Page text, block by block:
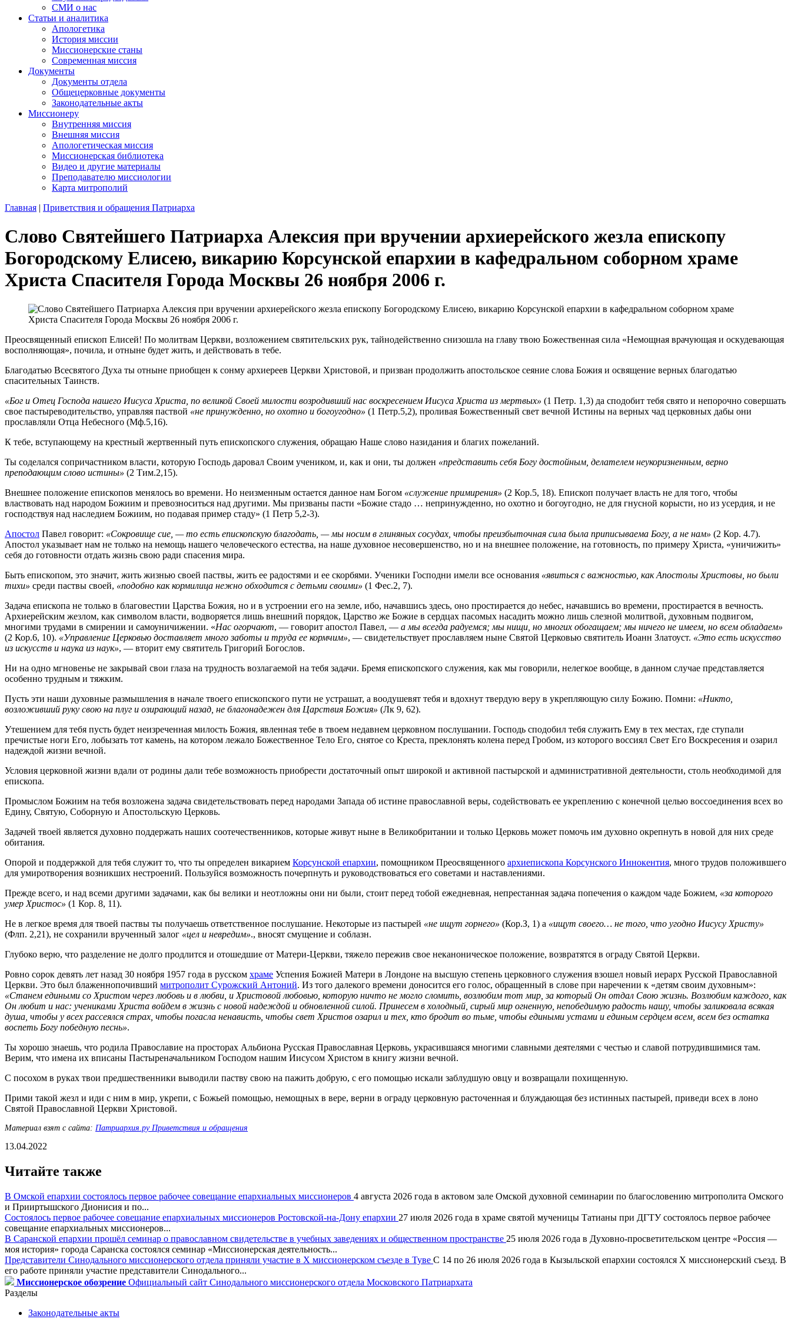
СМИ о нас
Статьи и аналитика
Апологетика
История миссии
Миссионерские станы
Современная миссия
Документы
Документы отдела
Общецерковные документы
Законодательные акты
Миссионеру
Внутренняя миссия
Внешняя миссия
Апологетическая миссия
Миссионерская библиотека
Видео и другие материалы
Преподавателю миссиологии
Карта митрополий
Главная | Приветствия и обращения Патриарха
Слово Святейшего Патриарха Алексия при вручении архиерейского жезла епископу
Богородскому Елисею, викарию Корсунской епархии в кафедральном соборном храме
Христа Спасителя Города Москвы 26 ноября 2006 г.
Преосвященный епископ Елисей! По молитвам Церкви, возложением святительских рук, тайнодейственно снизошла на главу твою Божественная сила «Немощная врачующая и оскудевающая
восполняющая», почила, и отныне будет жить, и действовать в тебе.
Благодатью Всесвятого Духа ты отныне приобщен к сонму архиереев Церкви Христовой, и призван продолжить апостольское сеяние слова Божия и освящение верных благодатью
спасительных Таинств.
«Бог и Отец Господа нашего Иисуса Христа, по великой Своей милости возродивший нас воскресением Иисуса Христа из мертвых» (1 Петр. 1,3) да сподобит тебя свято и непорочно совершать
свое пастыреводительство, управляя паствой «не принужденно, но охотно и богоугодно» (1 Петр.5,2), проливая Божественный свет вечной Истины на верных чад церковных дабы они
прославляли Отца Небесного (Мф.5,16).
К тебе, вступающему на крестный жертвенный путь епископского служения, обращаю Наше слово назидания и благих пожеланий.
Ты соделался сопричастником власти, которую Господь даровал Своим учеником, и, как и они, ты должен «представить себя Богу достойным, делателем неукоризненным, верно
преподающим слово истины» (2 Тим.2,15).
Внешнее положение епископов менялось во времени. Но неизменным остается данное нам Богом «служение примирения» (2 Кор.5, 18). Епископ получает власть не для того, чтобы
властвовать над народом Божиим и превозноситься над другими. Мы призваны пасти «Божие стадо … непринужденно, но охотно и богоугодно, не для гнусной корысти, но из усердия, и не
господствуя над наследием Божиим, но подавая пример стаду» (1 Петр 5,2-3).
Апостол Павел говорит: «Сокровище сие, — то есть епископскую благодать, — мы носим в глиняных сосудах, чтобы преизбыточная сила была приписываема Богу, а не нам» (2 Кор. 4.7).
Апостол указывает нам не только на немощь нашего человеческого естества, на наше духовное несовершенство, но и на внешнее положение, на готовность, по примеру Христа, «уничижить»
себя до готовности отдать жизнь свою ради спасения мира.
Быть епископом, это значит, жить жизнью своей паствы, жить ее радостями и ее скорбями. Ученики Господни имели все основания «явиться с важностью, как Апостолы Христовы, но были
тихи» среди паствы своей, «подобно как кормилица нежно обходится с детьми своими» (1 Фес.2, 7).
Задача епископа не только в благовестии Царства Божия, но и в устроении его на земле, ибо, начавшись здесь, оно простирается до небес, начавшись во времени, простирается в вечность.
Архиерейским жезлом, как символом власти, водворяется лишь внешний порядок, Царство же Божие в сердцах пасомых насадить можно лишь слезной молитвой, духовным подвигом,
многими трудами в смирении и самоуничижении. «Нас огорчают, — говорит апостол Павел, — а мы всегда радуемся; мы нищи, но многих обогащаем; мы ничего не имеем, но всем обладаем»
(2 Кор.6, 10). «Управление Церковью доставляет много заботы и труда ее кормчим», — свидетельствует прославляем ныне Святой Церковью святитель Иоанн Златоуст. «Это есть искусство
из искусств и наука из наук», — вторит ему святитель Григорий Богослов.
Ни на одно мгновенье не закрывай свои глаза на трудность возлагаемой на тебя задачи. Бремя епископского служения, как мы говорили, нелегкое вообще, в данном случае представляется
особенно трудным и тяжким.
Пусть эти наши духовные размышления в начале твоего епископского пути не устрашат, а воодушевят тебя и вдохнут твердую веру в укрепляющую силу Божию. Помни: «Никто,
возложивший руку свою на плуг и озирающий назад, не благонадежен для Царствия Божия» (Лк 9, 62).
Утешением для тебя пусть будет неизреченная милость Божия, явленная тебе в твоем недавнем церковном послушании. Господь сподобил тебя служить Ему в тех местах, где ступали
пречистые ноги Его, лобызать тот камень, на котором лежало Божественное Тело Его, снятое со Креста, преклонять колена перед Гробом, из которого воссиял Свет Его Воскресения и озарил
надеждой жизни вечной.
Условия церковной жизни вдали от родины дали тебе возможность приобрести достаточный опыт широкой и активной пастырской и административной деятельности, столь необходимой для
епископа.
Промыслом Божиим на тебя возложена задача свидетельствовать перед народами Запада об истине православной веры, содействовать ее укреплению с конечной целью воссоединения всех во
Едину, Святую, Соборную и Апостольскую Церковь.
Задачей твоей является духовно поддержать наших соотечественников, которые живут ныне в Великобритании и только Церковь может помочь им духовно окрепнуть в новой для них среде
обитания.
Опорой и поддержкой для тебя служит то, что ты определен викарием Корсунской епархии, помощником Преосвященного архиепископа Корсунского Иннокентия, много трудов положившего
для умиротворения возникших нестроений. Пользуйся возможность почерпнуть и руководствоваться его советами и наставлениями.
Прежде всего, и над всеми другими задачами, как бы велики и неотложны они ни были, стоит перед тобой ежедневная, непрестанная задача попечения о каждом чаде Божием, «за которого
умер Христос» (1 Кор. 8, 11).
Не в легкое время для твоей паствы ты получаешь ответственное послушание. Некоторые из пастырей «не ищут горнего» (Кор.З, 1) а «ищут своего… не того, что угодно Иисусу Христу»
(Флп. 2,21), не сохранили врученный залог «цел и невредим»., вносят смущение и соблазн.
Глубоко верю, что разделение не долго продлится и отошедшие от Матери-Церкви, тяжело пережив свое неканоническое положение, возвратятся в ограду Святой Церкви.
Ровно сорок девять лет назад 30 ноября 1957 года в русском храме Успения Божией Матери в Лондоне на высшую степень церковного служения взошел новый иерарх Русской Православной
Церкви. Это был блаженнопочивший митрополит Сурожский Антоний. Из того далекого времени доносится его голос, обращенный в слове при наречении к «детям своим духовным»:
«Станем едиными со Христом через любовь и в любви, и Христовой любовью, которую ничто не могло сломить, возлюбим тот мир, за который Он отдал Свою жизнь. Возлюбим каждого, как
Он любит и нас: учениками Христа войдем в жизнь с новой надеждой и обновленной силой. Принесем в холодный, сирый мир огненную, непобедимую радость нашу, чтобы заликовала всякая
душа, чтобы у всех рассеялся страх, чтобы погасла ненависть, чтобы свет Христов озарил и тех, кто бродит во тьме, чтобы едиными устами и единым сердцем всем, всем без остатка
воспеть Богу победную песнь».
Ты хорошо знаешь, что родила Православие на просторах Альбиона Русская Православная Церковь, украсившаяся многими славными деятелями с честью и славой потрудившимися там.
Верим, что имена их вписаны Пастыреначальником Господом нашим Иисусом Христом в книгу жизни вечной.
С посохом в руках твои предшественники выводили паству свою на пажить добрую, с его помощью искали заблудшую овцу и возвращали похищенную.
Прими такой жезл и иди с ним в мир, укрепи, с Божьей помощью, немощных в вере, верни в ограду церковную расточенная и блуждающая без истинных пастырей, приведи всех в лоно
Святой Православной Церкви Христовой.
Материал взят с сайта: Патриархия.ру Приветствия и обращения
13.04.2022
Читайте также
В Омской епархии состоялось первое рабочее совещание епархиальных миссионеров 4 августа 2026 года в актовом зале Омской духовной семинарии по благословению митрополита Омского
и Прииртышского Дионисия и по...
Состоялось первое рабочее совещание епархиальных миссионеров Ростовской-на-Дону епархии 27 июля 2026 года в храме святой мученицы Татианы при ДГТУ состоялось первое рабочее
совещание епархиальных миссионеров...
В Саранской епархии прошёл семинар о православном свидетельстве в учебных заведениях и общественном пространстве 25 июля 2026 года в Духовно-просветительском центре «Россия —
моя история» города Саранска состоялся семинар «Миссионерская деятельность...
Представители Синодального миссионерского отдела приняли участие в X миссионерском съезде в Туве С 14 по 26 июля 2026 года в Кызыльской епархии состоялся X миссионерский съезд. В
его работе приняли участие представители Синодального...
Миссионерское обозрение Официальный сайт Синодального миссионерского отдела Московского Патриархата
Разделы
Законодательные акты